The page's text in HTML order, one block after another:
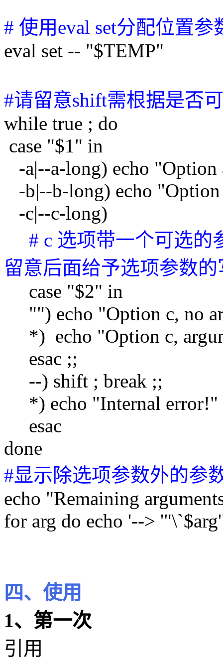
# 使用eval set分配位置
eval set -- "$TEMP"
#请留意shift需根据是否
while true ; do
case "$1" in
-a|--a-long) echo
-b|--b-long) echo
-c|--c-long)
# c 选项带一个可选的
留意后面给予选项参数的
case "$2" in
"") echo "Option c, no
*) echo "Option c,
esac ;;
--) shift ; break ;;
*) echo "Internal error!"
esac
done
#显示除选项参数外的参
echo "Remaining
for arg do echo '-->
四、使用
1、第一次
引用